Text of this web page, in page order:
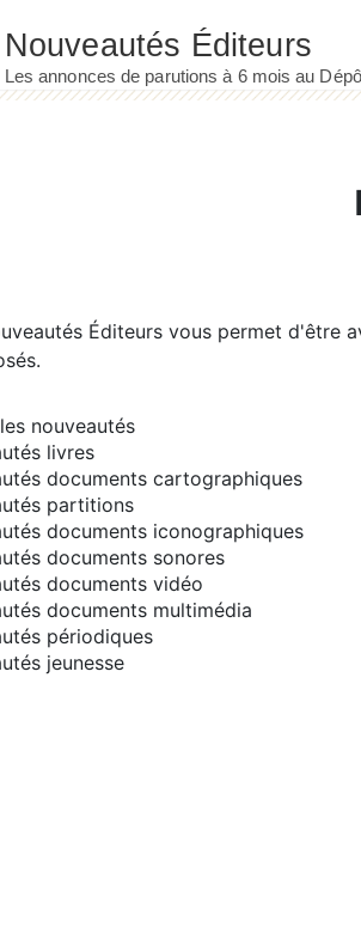
Éditeurs vous permet d'être
nouveautés
livres
documents cartographiques
partitions
documents iconographiques
documents sonores
documents vidéo
documents multimédia
périodiques
jeunesse